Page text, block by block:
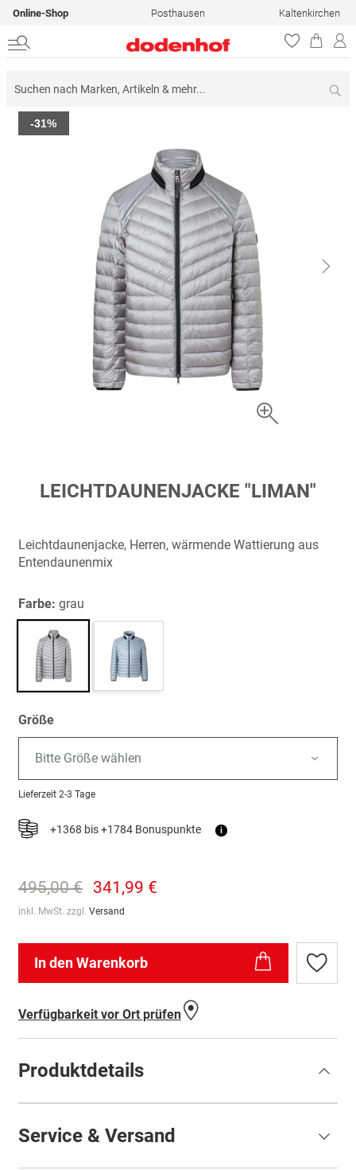
Online-Shop Posthausen Kaltenkirchen
Zum
Ende
-31%
Anfang
springen
LEICHTDAUNENJACKE "LIMAN"
Leichtdaunenjacke, Herren, wärmende Wattierung aus
Entendaunenmix
Farbe: grau
Größe
Bitte Größe wählen
Lieferzeit 2-3 Tage
+1368 bis +1784 Bonuspunkte i
495,00 € 341,99 €
inkl. MwSt. zzgl. Versand
In den Warenkorb
Zur
Verfügbarkeit vor Ort prüfen
Produktdetails
Service & Versand